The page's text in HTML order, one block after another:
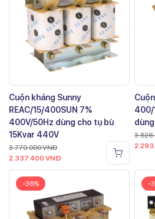
Cuộn kháng Sunny
REAC/15/400SUN 7%
400V/50Hz dùng cho tụ bù
15Kvar 440V
3.770.000VNĐ
2.337.400 VNĐ
400/
-36% -